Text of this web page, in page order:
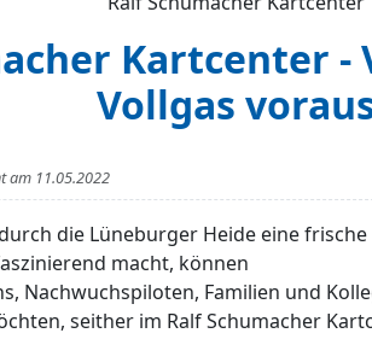
Kartcenter
Vollgas
am 11.05.2022
die Lüneburger Heide eine frische
macht, können
Nachwuchspiloten, Familien und
seither im Ralf Schumacher